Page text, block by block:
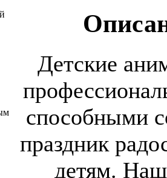
Детские
способными
праздник
детям.